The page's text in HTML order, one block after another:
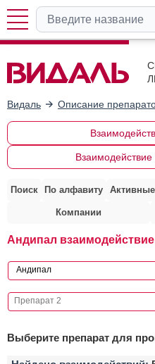
Видаль Описание
Поиск По алфавиту
Компании
Андипал взаимодействие
Выберите препарат для